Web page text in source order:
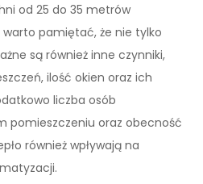
od 25 do 35 metrów
pamiętać, że nie tylko
są również inne czynniki,
ilość okien oraz ich
liczba osób
pomieszczeniu oraz obecność
również wpływają na